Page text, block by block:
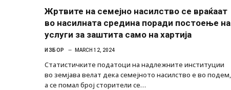
Жртвите на семејно насилство се враќаат
во насилната средина поради постоење на
услуги за заштита само на хартија
ИЗБОР MARCH 12, 2024
Статистичките податоци на надлежните институции
во земјава велат дека семејното насилство е во подем,
а се помал број сторители се…